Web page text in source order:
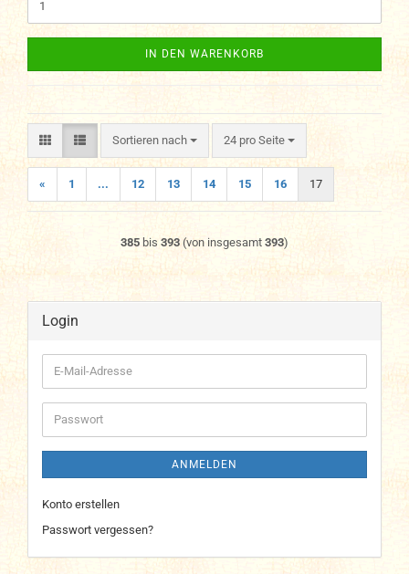
IN DEN WARENKORB
Sortieren nach
Sortieren nach 24 pro Seite
pro Seite
« 1 ... 12 13 14 15 16 17
385 bis 393 (von insgesamt 393)
Login
E-
Mail-
Adresse
Passwort
ANMELDEN
Konto erstellen
Passwort vergessen?